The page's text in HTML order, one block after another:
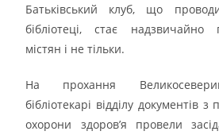
Батьківський клуб, що
бібліотеці, стає
містян і не тільки.
На прохання
бібліотекарі відділу документів
охорони здоров’я провели